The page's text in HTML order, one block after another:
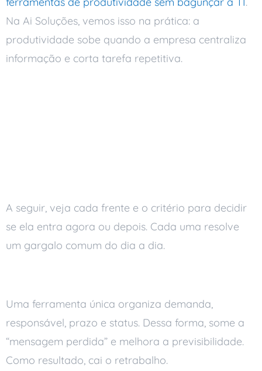
Na Ai Soluções, vemos isso na prática: a
produtividade sobe quando a empresa centraliza
informação e corta tarefa repetitiva.
A seguir, veja cada frente e o critério para decidir
se ela entra agora ou depois. Cada uma resolve
um gargalo comum do dia a dia.
Uma ferramenta única organiza demanda,
responsável, prazo e status. Dessa forma, some a
“mensagem perdida” e melhora a previsibilidade.
Como resultado, cai o retrabalho.